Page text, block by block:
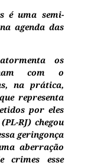
é uma semi-
agenda das
os
com o
na prática,
representa
por eles
RJ) chegou
geringonça
aberração
crimes esse